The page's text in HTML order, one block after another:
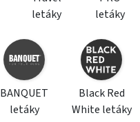
letáky
letáky
BANQUET
letáky
Black Red
White letáky